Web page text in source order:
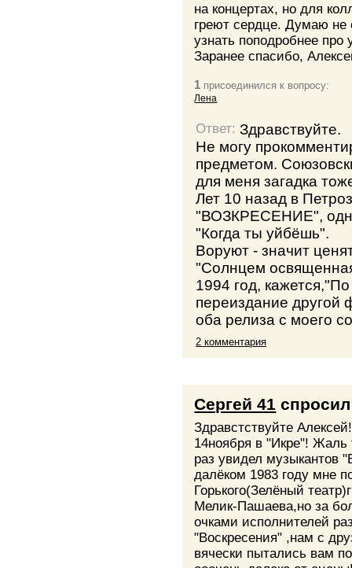
на концертах, но для
греют сердце. Думаю не
узнать поподробнее
Заранее спасибо,
1 присоединился к вопросу:
Лена
Ответ:Здравствуйте.
Не могу
предметом.
для меня загадка
Лет 10 назад в
"ВОЗКРЕСЕНИЕ",
"Когда ты уйбёшь".
Воруют - значит
"Солнцем
1994 год,
переиздание
оба релиза с моего
2 комментария
Сергей 41 спросил
Здравстствуйте
14ноября в "Икре"! Жаль
раз увидел музыкантов
далёком 1983 году мне
Горького(Зелёный
Мелик-Пашаева,но за
очками исполнителей
"Воскресения" ,нам с
вячески пытались вам